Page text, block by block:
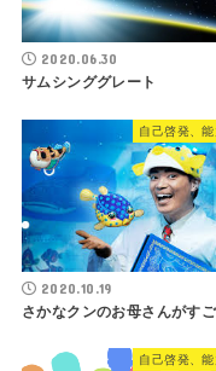
2020.06.30
サムシンググレート
自己啓発、
2020.10.19
さかなクンのお母さんがす
自己啓発、